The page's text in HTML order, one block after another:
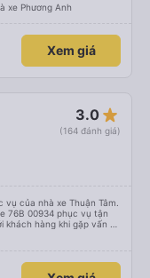
xe Phương Anh
Xem giá
3.0 star_rate
(164 đánh giá)
của nhà xe Thuận Tâm.
76B 00934 phục vụ tận
hàng khi gặp vấn đề
gửi được xe máy ở lại,